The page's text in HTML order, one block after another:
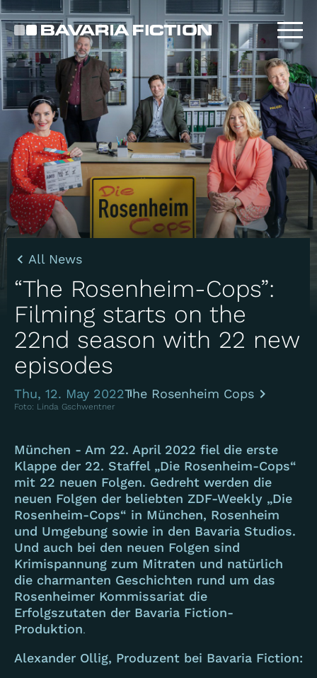
Skip
to
main
content
All News
“The Rosenheim-Cops”:
Filming starts on the
22nd season with 22 new
episodes
Thu, 12. May 2022The Rosenheim Cops
Foto: Linda Gschwentner
München - Am 22. April 2022 fiel die erste
Klappe der 22. Staffel „Die Rosenheim-Cops“
mit 22 neuen Folgen. Gedreht werden die
neuen Folgen der beliebten ZDF-Weekly „Die
Rosenheim-Cops“ in München, Rosenheim
und Umgebung sowie in den Bavaria Studios.
Und auch bei den neuen Folgen sind
Krimispannung zum Mitraten und natürlich
die charmanten Geschichten rund um das
Rosenheimer Kommissariat die
Erfolgszutaten der Bavaria Fiction-
Produktion.
Alexander Ollig, Produzent bei Bavaria Fiction: